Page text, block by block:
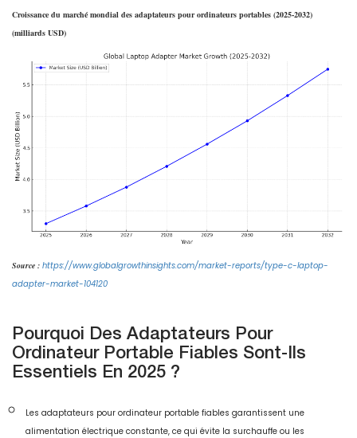
Croissance du marché mondial des adaptateurs pour ordinateurs portables (2025-2032)
(milliards USD)
Source : https://www.globalgrowthinsights.com/market-reports/type-c-laptop-
adapter-market-104120
Pourquoi Des Adaptateurs Pour
Ordinateur Portable Fiables Sont-Ils
Essentiels En 2025 ?
Les adaptateurs pour ordinateur portable fiables garantissent une
alimentation électrique constante, ce qui évite la surchauffe ou les